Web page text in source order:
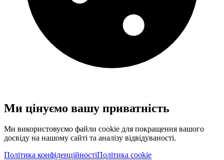
Ми цінуємо вашу приватність
Ми використовуємо файли cookie для покращення вашого
досвіду на нашому сайті та аналізу відвідуваності.
Політика конфіденційностіПолітика cookie